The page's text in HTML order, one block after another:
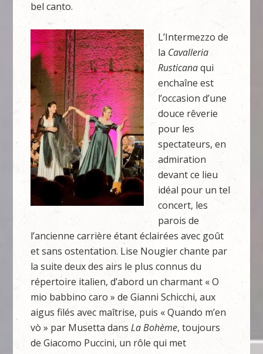
bel canto.
L’Intermezzo de
la Cavalleria
Rusticanaqui
enchaîne est
l’occasion d’une
douce rêverie
pour les
spectateurs, en
admiration
devant ce lieu
idéal pour un tel
concert, les
parois de
l’ancienne carrière étant éclairées avec goût
et sans ostentation. Lise Nougier chante par
la suite deux des airs le plus connus du
répertoire italien, d’abord un charmant « O
mio babbino caro » de Gianni Schicchi, aux
aigus filés avec maîtrise, puis « Quando m’en
vò » par Musetta dansLa Bohème, toujours
de Giacomo Puccini, un rôle qui met